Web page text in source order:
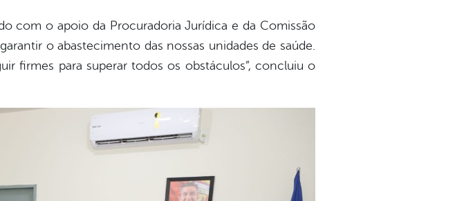
com o apoio da Procuradoria Jurídica e da Comissão
o abastecimento das nossas unidades de saúde.
firmes para superar todos os obstáculos”, concluiu o